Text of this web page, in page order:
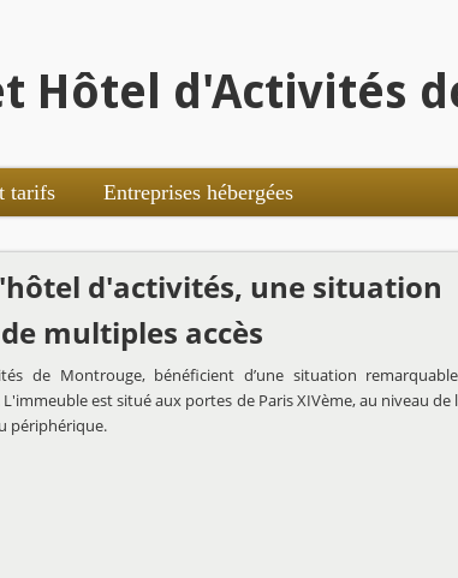
Hôtel d'Activités
tarifs Entreprises hébergées
d'activités, une situation
multiples accès
de Montrouge, bénéficient d’une situation
L'immeuble est situé aux portes de Paris XIVème, au niveau de
périphérique.